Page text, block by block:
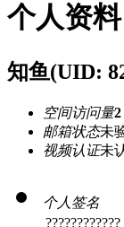
个人资料
知鱼(UID:
空间访问量2
邮箱状态未
视频认证未
个人签名
????????????